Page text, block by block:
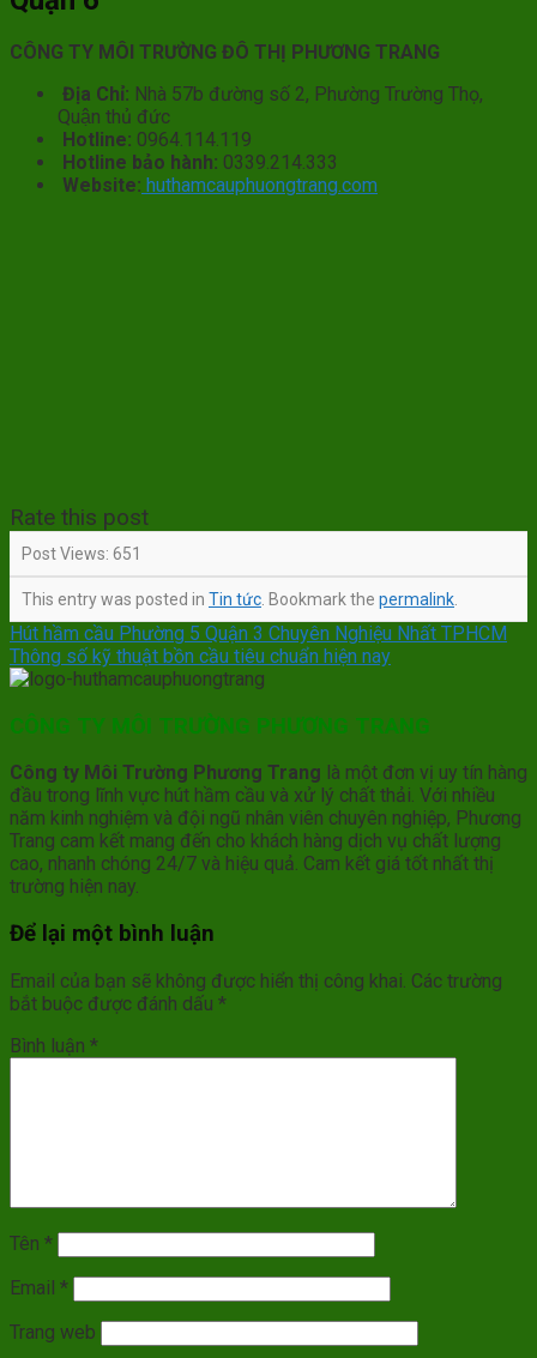
CÔNG TY MÔI TRƯỜNG ĐÔ THỊ PHƯƠNG TRANG
Địa Chỉ: Nhà 57b đường số 2, Phường Trường Thọ,
Quận thủ đức
Hotline: 0964.114.119
Hotline bảo hành: 0339.214.333
Website: huthamcauphuongtrang.com
Rate this post
Post Views: 651
This entry was posted in Tin tức . Bookmark the permalink
Hút hầm cầu Phường 5 Quận 3 Chuyên Nghiệu Nhất TPHCM
Thông số kỹ thuật bồn cầu tiêu chuẩn hiện nay
CÔNG TY MÔI TRƯỜNG PHƯƠNG TRANG
Công ty Môi Trường Phương Trang là một đơn vị uy tín hàng
đầu trong lĩnh vực hút hầm cầu và xử lý chất thải. Với nhiều
năm kinh nghiệm và đội ngũ nhân viên chuyên nghiệp, Phương
Trang cam kết mang đến cho khách hàng dịch vụ chất lượng
cao, nhanh chóng 24/7 và hiệu quả. Cam kết giá tốt nhất thị
trường hiện nay.
Để lại một bình luận
Email của bạn sẽ không được hiển thị công khai. Các trường
bắt buộc được đánh dấu *
Bình luận *
Tên *
Email *
Trang web